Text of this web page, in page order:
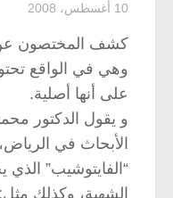
10 أغسطس، 2008
كشف المختصون عن
وهي في الواقع
على أنها أصلية.
و يقول الدكتور
الأبحاث في
الشهية، وكذلك